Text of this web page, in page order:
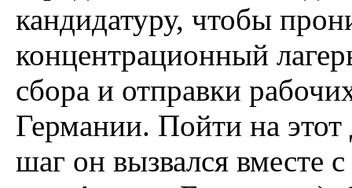
кандидатуру, чтобы
концентрационный
сбора и отправки
Германии. Пойти на
шаг он вызвался вместе